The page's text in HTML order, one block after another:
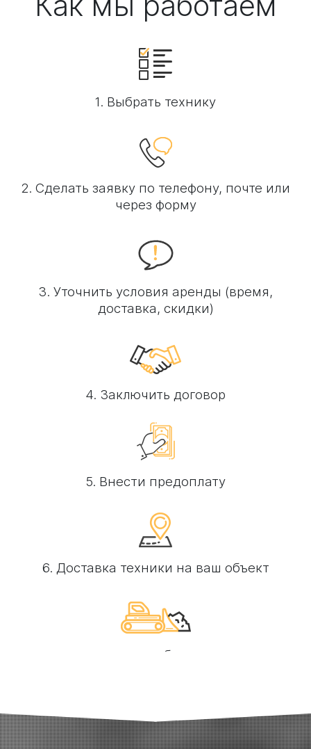
1. Выбрать технику
2. Сделать заявку по телефону, почте или
через форму
3. Уточнить условия аренды (время,
доставка, скидки)
4. Заключить договор
5. Внести предоплату
6. Доставка техники на ваш объект
7. Выполнение необходимых работ